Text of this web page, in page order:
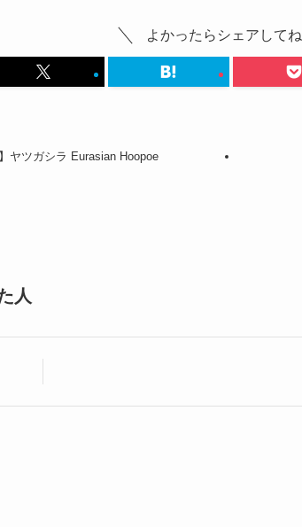
よかったらシェアしてね
ヤツガシラ Eurasian Hoopoe
人